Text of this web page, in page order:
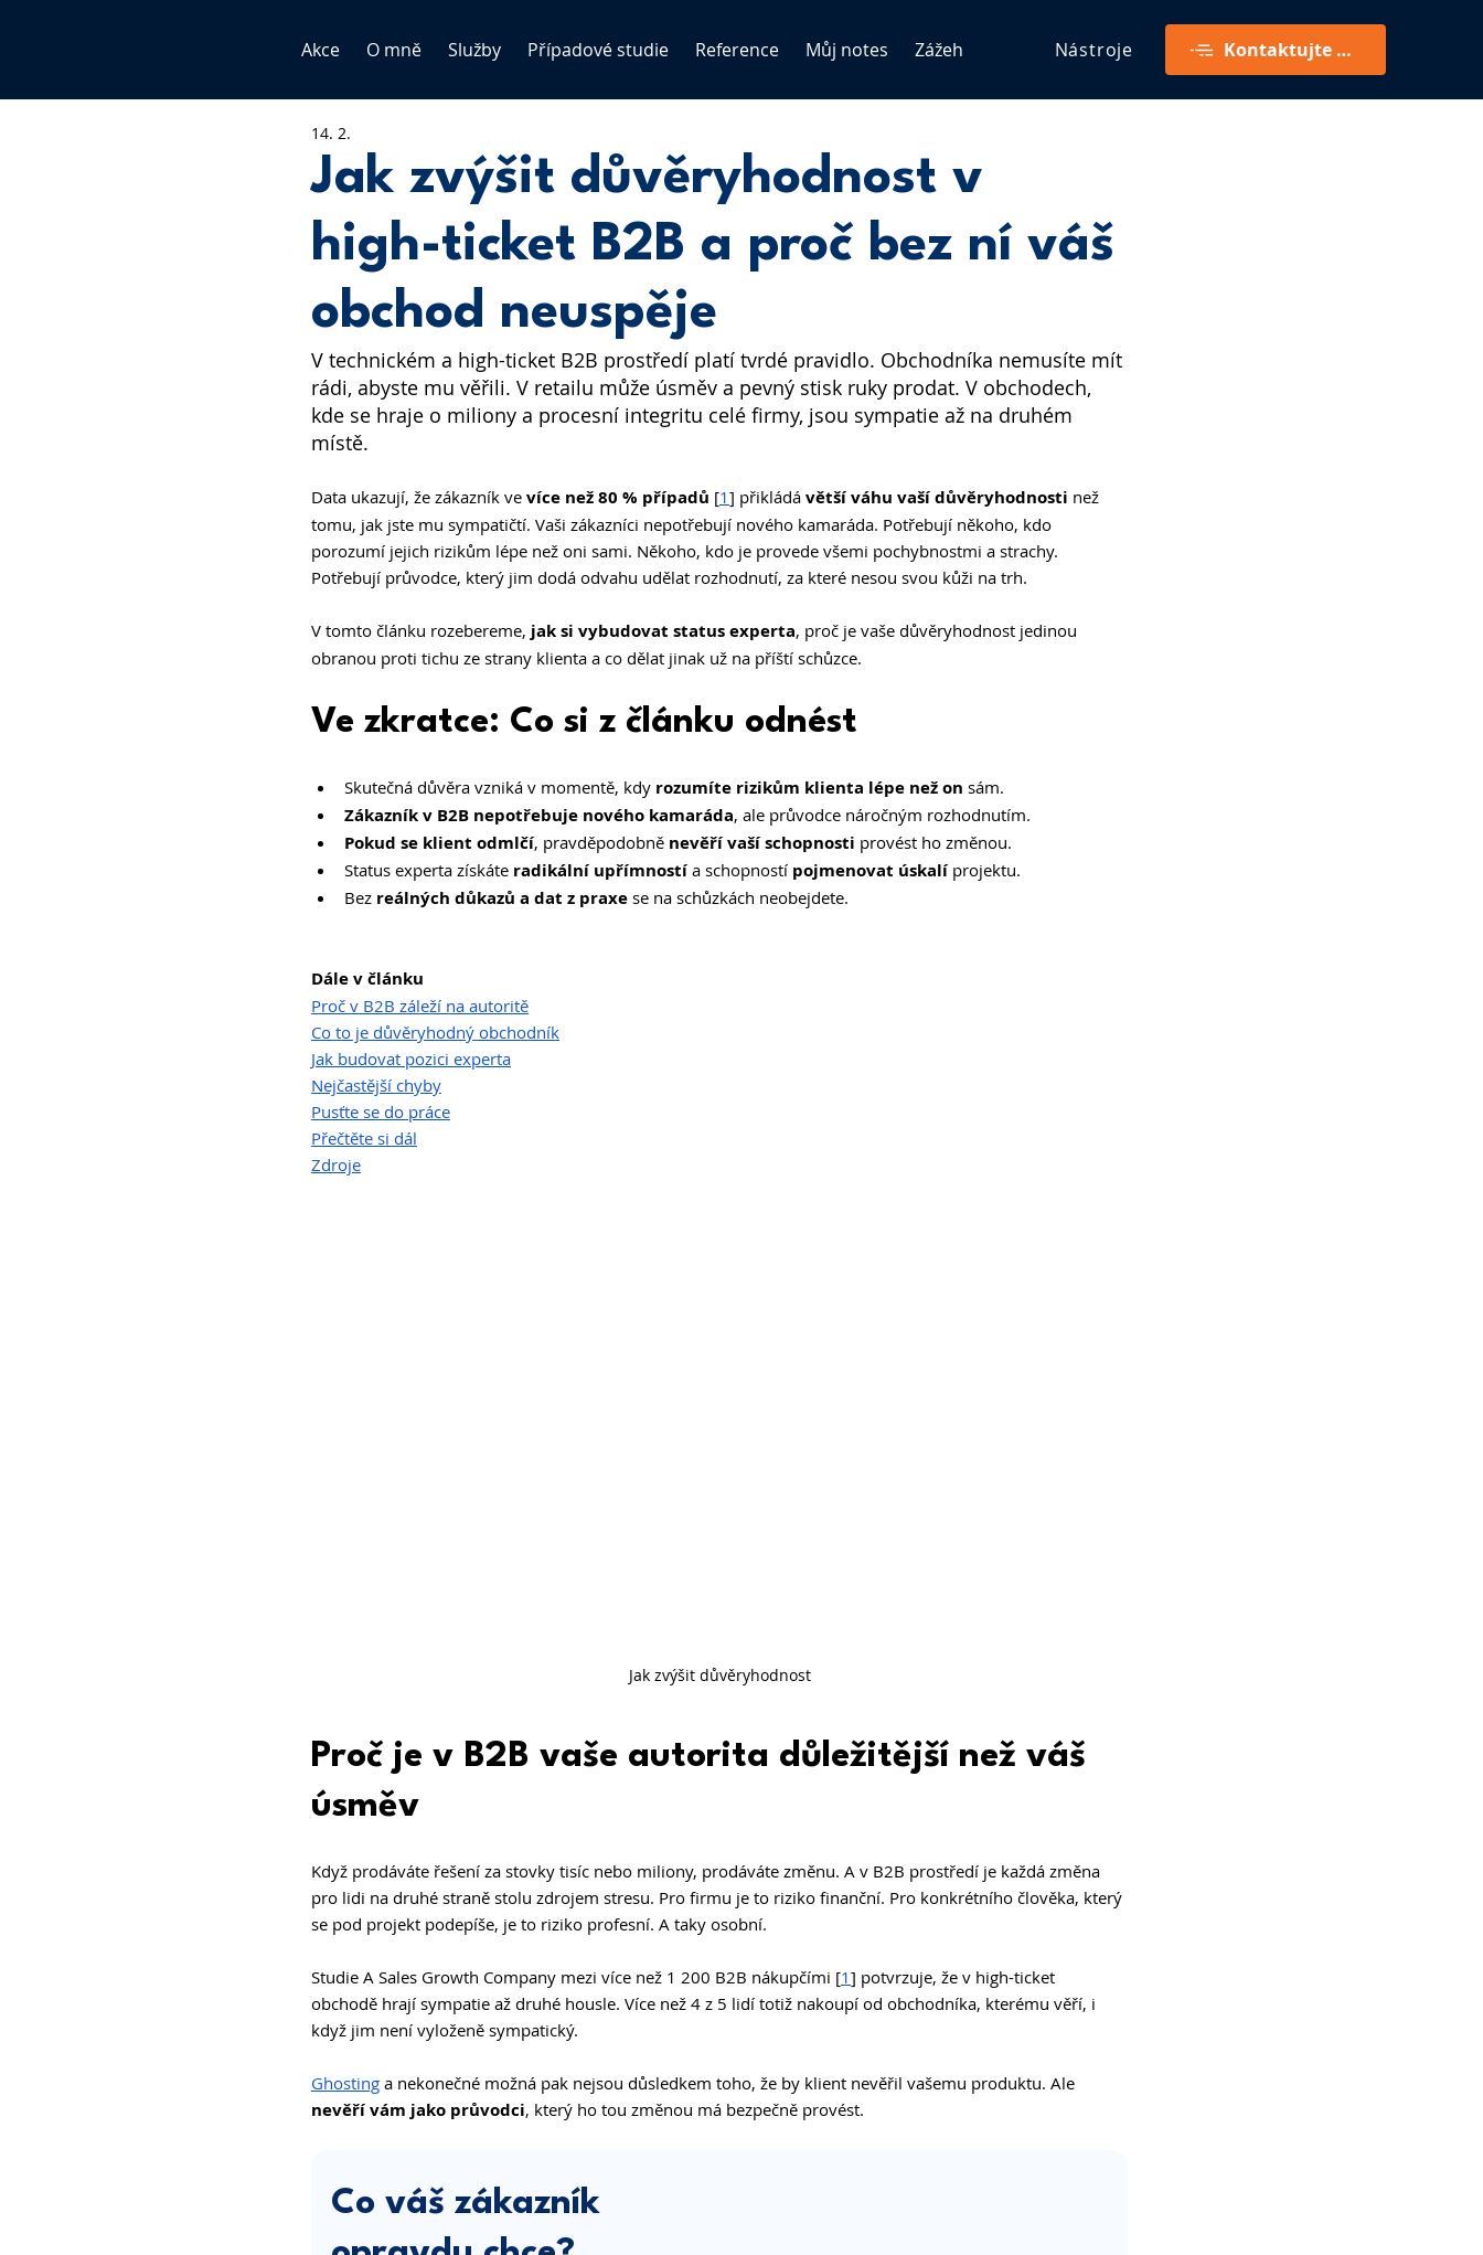
Nástroje Kontaktujte mě
Akce O mně Služby Případové studie Reference Můj notes Zážeh
Jak zvýšit důvěryhodnost v
high-ticket B2B a proč bez ní váš
obchod neuspěje
14. 2.
V technickém a high-ticket B2B prostředí platí tvrdé pravidlo. Obchodníka nemusíte mít
rádi, abyste mu věřili. V retailu může úsměv a pevný stisk ruky prodat. V obchodech,
kde se hraje o miliony a procesní integritu celé firmy, jsou sympatie až na druhém
místě.
Data ukazují, že zákazník ve více než 80 % případů [1] přikládá větší váhu vaší důvěryhodnosti než
tomu, jak jste mu sympatičtí. Vaši zákazníci nepotřebují nového kamaráda. Potřebují někoho, kdo
porozumí jejich rizikům lépe než oni sami. Někoho, kdo je provede všemi pochybnostmi a strachy.
Potřebují průvodce, který jim dodá odvahu udělat rozhodnutí, za které nesou svou kůži na trh.
V tomto článku rozebereme, jak si vybudovat status experta, proč je vaše důvěryhodnost jedinou
obranou proti tichu ze strany klienta a co dělat jinak už na příští schůzce.
Ve zkratce: Co si z článku odnést
Skutečná důvěra vzniká v momentě, kdy rozumíte rizikům klienta lépe než on sám.
Zákazník v B2B nepotřebuje nového kamaráda, ale průvodce náročným rozhodnutím.
Pokud se klient odmlčí, pravděpodobně nevěří vaší schopnosti provést ho změnou.
Status experta získáte radikální upřímností a schopností pojmenovat úskalí projektu.
Bez reálných důkazů a dat z praxe se na schůzkách neobejdete.
Dále v článku
Proč v B2B záleží na autoritě
Co to je důvěryhodný obchodník
Jak budovat pozici experta
Nejčastější chyby
Pusťte se do práce
Přečtěte si dál
Zdroje
Jak zvýšit důvěryhodnost
Proč je v B2B vaše autorita důležitější než váš
úsměv
Když prodáváte řešení za stovky tisíc nebo miliony, prodáváte změnu. A v B2B prostředí je každá změna
pro lidi na druhé straně stolu zdrojem stresu. Pro firmu je to riziko finanční. Pro konkrétního člověka, který
se pod projekt podepíše, je to riziko profesní. A taky osobní.
Studie A Sales Growth Company mezi více než 1 200 B2B nákupčími [1] potvrzuje, že v high-ticket
obchodě hrají sympatie až druhé housle. Více než 4 z 5 lidí totiž nakoupí od obchodníka, kterému věří, i
když jim není vyloženě sympatický.
Ghosting a nekonečné možná pak nejsou důsledkem toho, že by klient nevěřil vašemu produktu. Ale
nevěří vám jako průvodci, který ho tou změnou má bezpečně provést.
Co váš zákazník